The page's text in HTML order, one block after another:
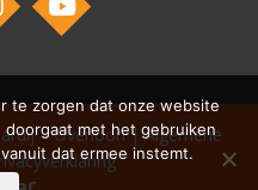
– Overloon|Algemene
te zorgen dat onze website
doorgaat met het gebruiken
dat ermee instemt.